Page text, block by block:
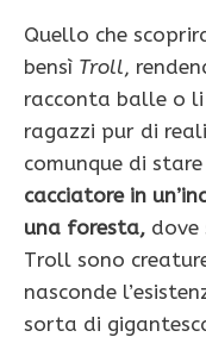
Quello che
bensì Troll,
racconta balle o
ragazzi pur di
comunque di
cacciatore in
una foresta, dove
Troll sono
nasconde
sorta di